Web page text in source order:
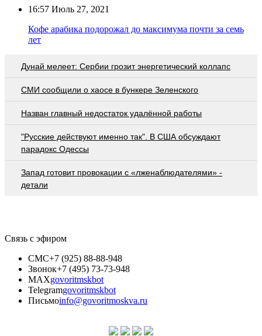
16:57 Июль 27, 2021
Кофе арабика подорожал до максимума почти за семь
лет
Дунай мелеет: Сербии грозит энергетический коллапс
СМИ сообщили о хаосе в бункере Зеленского
Назван главный недостаток удалённой работы
"Русские действуют именно так". В США обсуждают
парадокс Одессы
Запад готовит провокации с «лженаблюдателями» -
детали
Связь с эфиром
СМС+7 (925) 88-88-948
Звонок+7 (495) 73-73-948
MAXgovoritmskbot
Telegramgovoritmskbot
Письмоinfo@govoritmoskva.ru